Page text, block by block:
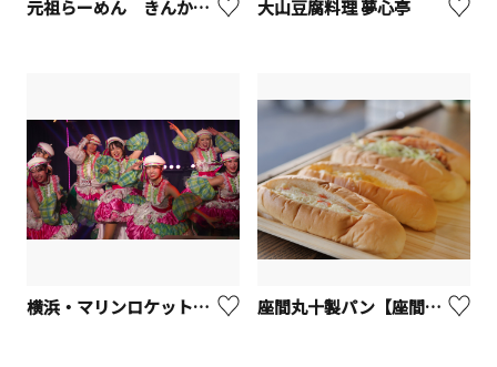
元祖らーめん きんかどう本店【座間市】 大山豆腐料理 夢心亭
横浜・マリンロケット【横浜市】 座間丸十製パン【座間市】